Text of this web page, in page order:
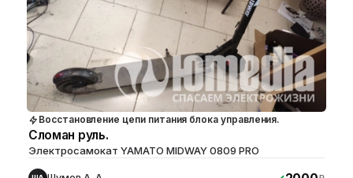
Восстановление цепи питания блока управления.
Сломан руль.
Электросамокат YAMATO MIDWAY 0809 PRO